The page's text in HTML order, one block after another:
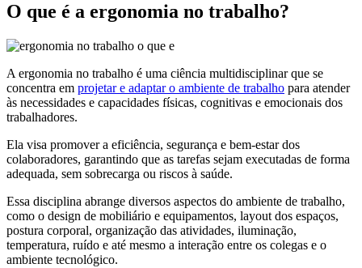
O que é a ergonomia no trabalho?
A ergonomia no trabalho é uma ciência multidisciplinar que se
concentra em projetar e adaptar o ambiente de trabalho para atender
às necessidades e capacidades físicas, cognitivas e emocionais dos
trabalhadores.
Ela visa promover a eficiência, segurança e bem-estar dos
colaboradores, garantindo que as tarefas sejam executadas de forma
adequada, sem sobrecarga ou riscos à saúde.
Essa disciplina abrange diversos aspectos do ambiente de trabalho,
como o design de mobiliário e equipamentos, layout dos espaços,
postura corporal, organização das atividades, iluminação,
temperatura, ruído e até mesmo a interação entre os colegas e o
ambiente tecnológico.